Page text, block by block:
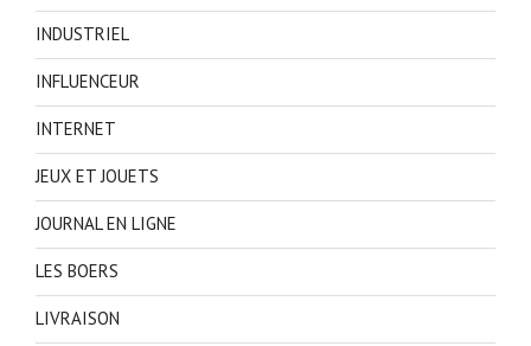
INDUSTRIEL
INFLUENCEUR
INTERNET
JEUX ET JOUETS
JOURNAL EN LIGNE
LES BOERS
LIVRAISON